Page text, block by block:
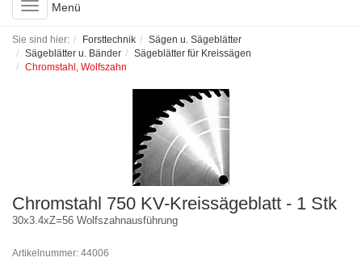
Toggle
navigation
Menü
Sie sind hier: Forsttechnik
Sägen u. Sägeblätter
Sägeblätter u. Bänder
Sägeblätter für Kreissägen
Chromstahl, Wolfszahn
Chromstahl 750 KV-Kreissägeblatt - 1 Stk
30x3.4xZ=56 Wolfszahnausführung
Artikelnummer: 44006